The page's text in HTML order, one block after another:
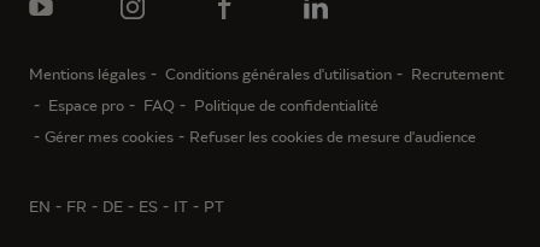
Mentions légales Conditions générales d'utilisation
Recrutement
Espace pro
FAQ
Politique de confidentialité
Gérer mes cookies
Refuser les cookies de mesure d'audience
EN FR DE ES IT PT